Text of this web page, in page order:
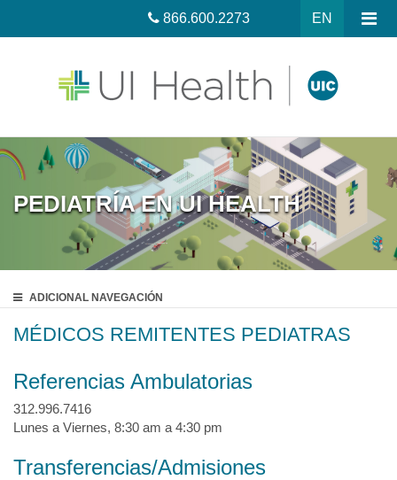
EN
866.600.2273
PEDIATRÍA EN UI HEALTH
ADICIONAL NAVEGACIÓN
MÉDICOS REMITENTES PEDIATRAS
Referencias Ambulatorias
312.996.7416
Lunes a Viernes, 8:30 am a 4:30 pm
Transferencias/Admisiones